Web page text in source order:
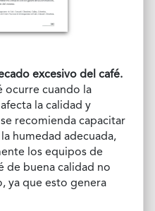
excesivo del café.
ocurre cuando la
la calidad y
recomienda capacitar
humedad adecuada,
los equipos de
de buena calidad no
ya que esto genera